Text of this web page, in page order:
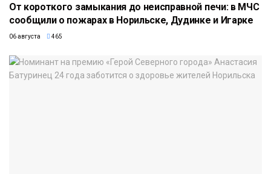
От короткого замыкания до неисправной печи: в МЧС
сообщили о пожарах в Норильске, Дудинке и Игарке
06 августа 465